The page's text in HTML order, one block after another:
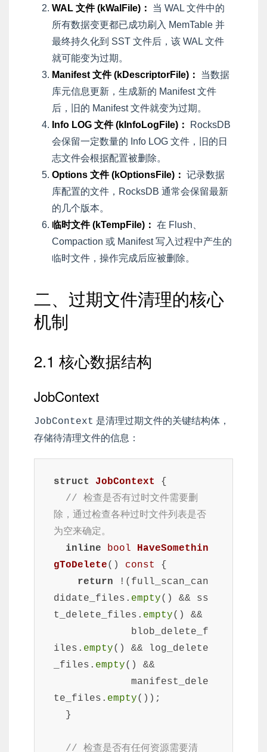
WAL 文件 (kWalFile)：
当 WAL 文件中的
所有数据变更都已成功刷入 MemTable 并
最终持久化到 SST 文件后，该 WAL 文件
就可能变为过期。
Manifest 文件 (kDescriptorFile)：
当数据
库元信息更新，生成新的 Manifest 文件
后，旧的 Manifest 文件就变为过期。
Info LOG 文件 (kInfoLogFile)：
RocksDB
会保留一定数量的 Info LOG 文件，旧的日
志文件会根据配置被删除。
Options 文件 (kOptionsFile)： 记录数据
库配置的文件，RocksDB 通常会保留最新
的几个版本。
临时文件 (kTempFile)： 在 Flush、
Compaction 或 Manifest 写入过程中产生的
临时文件，操作完成后应被删除。
二、过期文件清理的核心
机制
2.1 核心数据结构
JobContext
JobContext 是清理过期文件的关键结构体，
存储待清理文件的信息：
struct JobContext {
// 检查是否有过时文件需要删
除，通过检查各种过时文件列表是否
为空来确定。
inline
bool
HaveSomethin
gToDelete() const
{
return !(full_scan_can
didate_files. empty() && ss
t_delete_files. empty() &&
iles. empty() && log_delete
_files. empty() &&
te_files. empty());
// 检查是否有任何资源需要清